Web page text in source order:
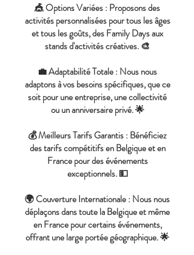
🎪 Options Variées : Proposons des
activités personnalisées pour tous les âges
et tous les goûts, des Family Days aux
stands d'activités créatives. 🎨
💼 Adaptabilité Totale : Nous nous
adaptons à vos besoins spécifiques, que ce
soit pour une entreprise, une collectivité
ou un anniversaire privé. 🌟
💰 Meilleurs Tarifs Garantis : Bénéficiez
des tarifs compétitifs en Belgique et en
France pour des événements
exceptionnels. 💵
🌍 Couverture Internationale : Nous nous
déplaçons dans toute la Belgique et même
en France pour certains événements,
offrant une large portée géographique. 🌟